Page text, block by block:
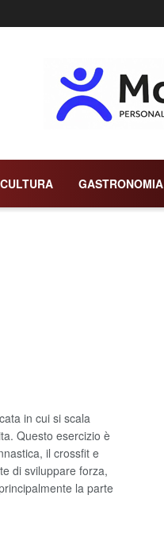
CULTURA GASTRONOMIA
in cui si scala
Questo esercizio è
il crossfit e
di sviluppare forza,
la parte